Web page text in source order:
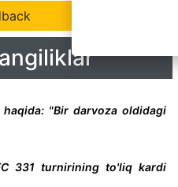
"Bir darvoza oldidagi
331 turnirining to'liq kardi